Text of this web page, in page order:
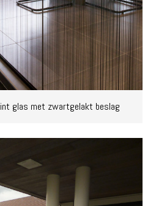
glas met zwartgelakt beslag